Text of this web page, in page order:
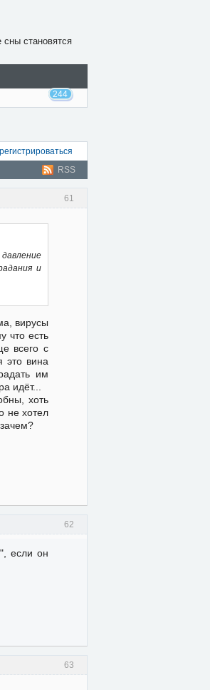
становятся
244
RSS
61
и
вирусы
что есть
всего с
это вина
им
идёт...
хоть
не хотел
62
если он
63